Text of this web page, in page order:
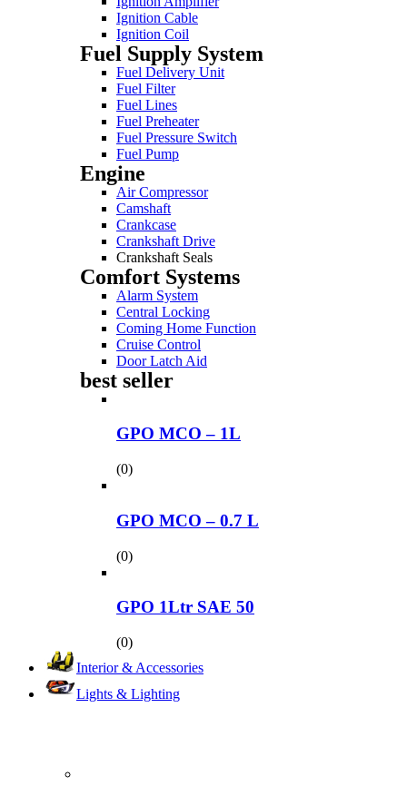
Ignition Cable
Ignition Coil
Fuel Supply System
Fuel Delivery Unit
Fuel Filter
Fuel Lines
Fuel Preheater
Fuel Pressure Switch
Fuel Pump
Engine
Air Compressor
Camshaft
Crankcase
Crankshaft Drive
Crankshaft Seals
Comfort Systems
Alarm System
Central Locking
Coming Home Function
Cruise Control
Door Latch Aid
best seller
GPO MCO – 1L
(0)
GPO MCO – 0.7 L
(0)
GPO 1Ltr SAE 50
(0)
Interior & Accessories
Lights & Lighting